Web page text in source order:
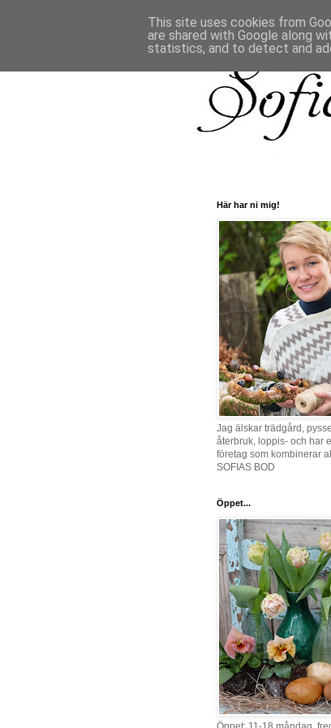
Här har ni mig!
Jag älskar trädgård,
återbruk, loppis- och har
företag som kombinerar
SOFIAS BOD
Öppet...
This site uses cookies from
are shared with Google along
statistics, and to detect and